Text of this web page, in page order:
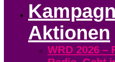
Aktionen
WRD 2026 –